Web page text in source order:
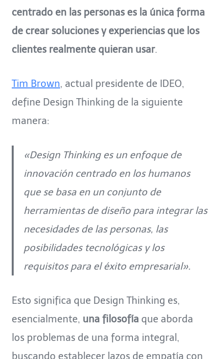
centrado en las personas es la única forma
de crear soluciones y experiencias que los
clientes realmente quieran usar.
Tim Brown, actual presidente de IDEO,
define Design Thinking de la siguiente
manera:
«Design Thinking es un enfoque de
innovación centrado en los humanos
que se basa en un conjunto de
herramientas de diseño para integrar las
necesidades de las personas, las
posibilidades tecnológicas y los
requisitos para el éxito empresarial».
Esto significa que Design Thinking es,
esencialmente, una filosofía que aborda
los problemas de una forma integral,
buscando establecer lazos de empatía con